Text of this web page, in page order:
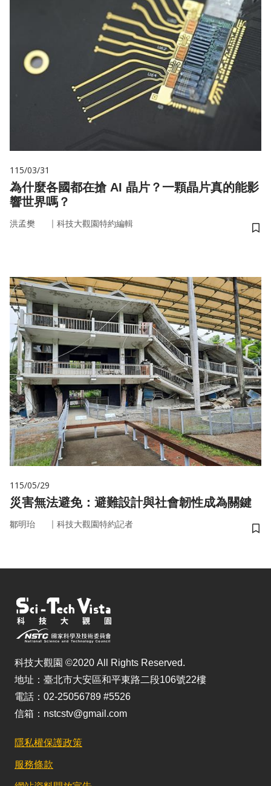
115/03/31
為什麼各國都在搶 AI 晶片？一顆晶片真的能影
響世界嗎？
洪孟樊 ｜ 科技大觀園特約編輯
儲
115/05/29
災害無法避免：避難設計與社會韌性成為關鍵
鄒明珆 ｜ 科技大觀園特約記者
儲
科技大觀園 ©2020 All Rights Reserved.
地址：臺北市大安區和平東路二段106號22樓
電話：02-25056789 #5526
信箱：nstcstv@gmail.com
隱私權保護政策
服務條款